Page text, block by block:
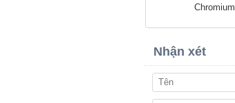
Chromium
Nhận xét